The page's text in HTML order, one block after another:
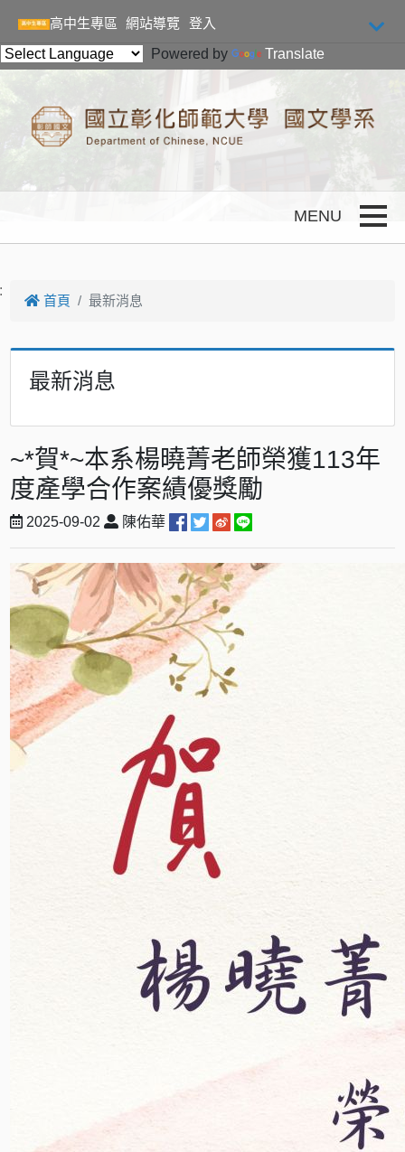
高中生專區
網站導覽
登入
Powered by
Translate
首頁 最新消息
最新消息
~*賀*~本系楊曉菁老師榮獲113年
度產學合作案績優獎勵
2025-09-02 陳佑華